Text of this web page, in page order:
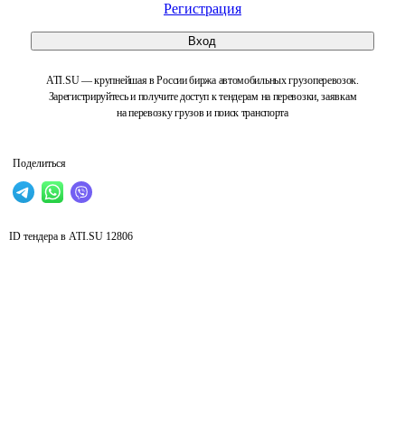
Регистрация
Вход
ATI.SU — крупнейшая в России биржа автомобильных грузоперевозок.
Зарегистрируйтесь и получите доступ к тендерам на перевозки, заявкам
на перевозку грузов и поиск транспорта
Поделиться
ID тендера в ATI.SU 12806